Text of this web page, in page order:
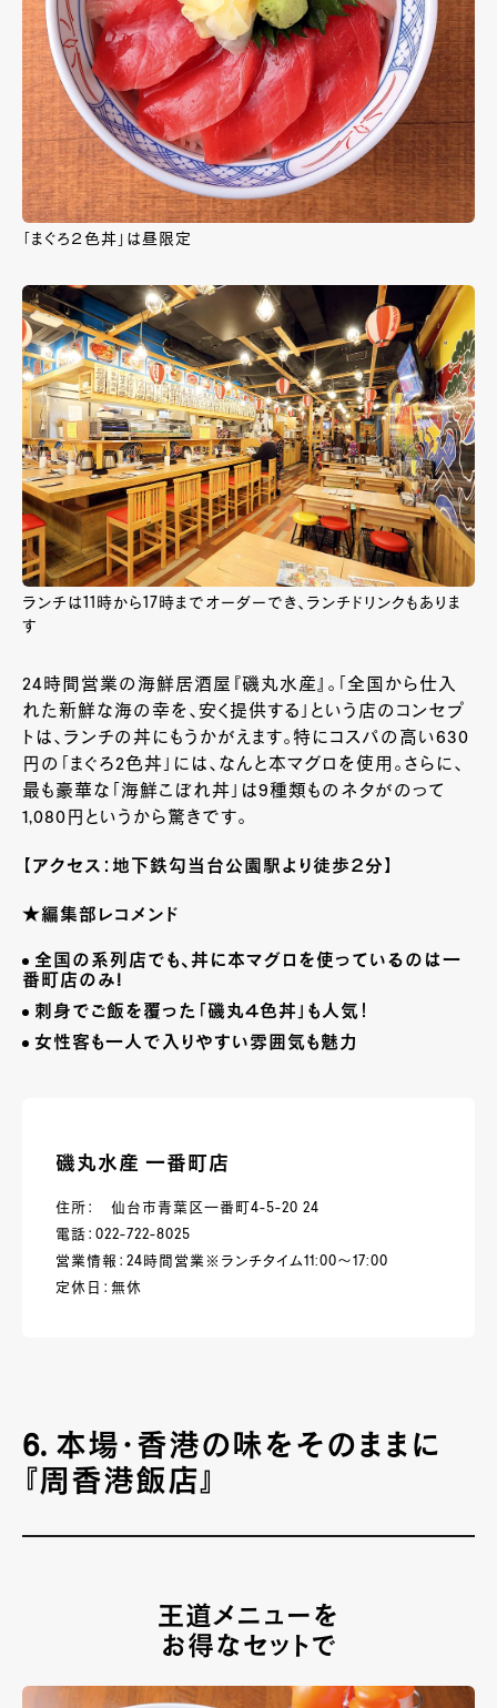
「まぐろ２色丼」は昼限定
ランチは11時から17時までオーダーでき、ランチドリンクもありま
す
24時間営業の海鮮居酒屋『磯丸水産』。「全国から仕入
れた新鮮な海の幸を、安く提供する」という店のコンセプ
トは、ランチの丼にもうかがえます。特にコスパの高い630
円の「まぐろ2色丼」には、なんと本マグロを使用。さらに、
最も豪華な「海鮮こぼれ丼」は9種類ものネタがのって
1,080 円というから驚きです。
【アクセス：地下鉄勾当台公園駅より徒歩２分】
★編集部 レコメンド
全国の系列店でも、丼に本マグロを使っているのは一
番町店のみ!
刺身でご飯を覆った「磯丸４色丼」も人気！
女性客も一人で入りやすい雰囲気も魅力
磯丸水産 一番町店
住所： 仙台市青葉区一番町4-5-20 24
電話：022-722-8025
営業情報：24時間営業※ランチタイム11:00～17:00
定休日：無休
6. 本場・香港の味をそのままに
『周香港飯店』
王道メニューを
お得なセットで